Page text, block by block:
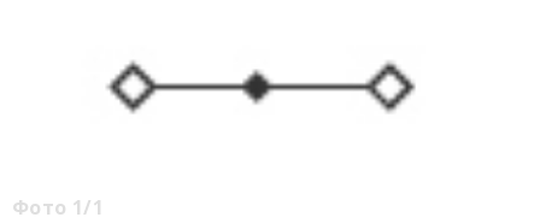
Фото 1/1